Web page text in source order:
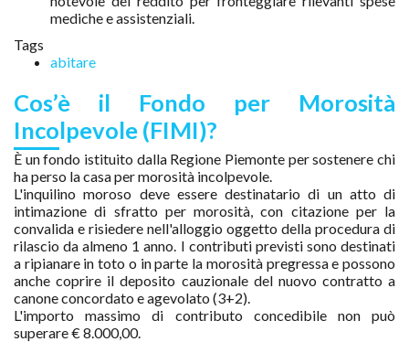
mediche e assistenziali.
Tags
abitare
Cos’è il Fondo per Morosità
Incolpevole (FIMI)?
È un fondo istituito dalla Regione Piemonte per sostenere chi
ha perso la casa per morosità incolpevole.
L'inquilino moroso deve essere destinatario di un atto di
intimazione di sfratto per morosità, con citazione per la
convalida e risiedere nell'alloggio oggetto della procedura di
rilascio da almeno 1 anno. I contributi previsti sono destinati
a ripianare in toto o in parte la morosità pregressa e possono
anche coprire il deposito cauzionale del nuovo contratto a
canone concordato e agevolato (3+2).
L'importo massimo di contributo concedibile non può
superare € 8.000,00.